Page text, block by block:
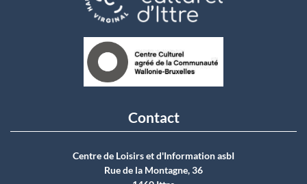
Contact
Centre de Loisirs et d'Information asbI
Rue de la Montagne, 36